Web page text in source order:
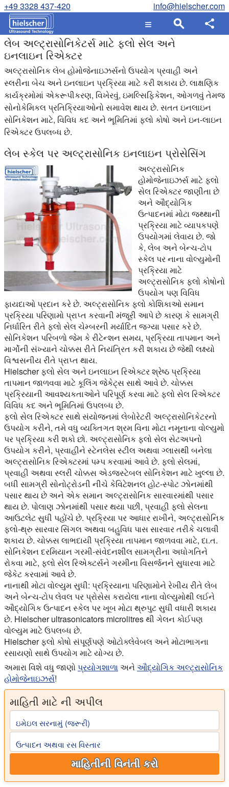
+49 3328 437-420 info@hielscher.com
લેબ અલ્ટ્રાસોનિકેટર્સ માટે ફ્લો સેલ અને
ઇનલાઇન રિએક્ટર
અલ્ટ્રાસોનિક લેબ હોમોજેનાઇઝર્સનો ઉપયોગ પ્રવાહી અને
સ્લરીના બેચ અને ઇનલાઇન પ્રક્રિયા માટે કરી શકાય છે. લાક્ષણિક
કાર્યક્રમોમાં એકરૂપીકરણ, વિખેરવું, ઇમલ્સિફિકેશન, ઓગળવું તેમજ
સોનોકેમિકલ પ્રતિક્રિયાઓનો સમાવેશ થાય છે. સતત ઇનલાઇન
સોનિકેશન માટે, વિવિધ કદ અને ભૂમિતિમાં ફ્લો કોષો અને ઇન-લાઇન
રિએક્ટર ઉપલબ્ધ છે.
લેબ સ્કેલ પર અલ્ટ્રાસોનિક ઇનલાઇન પ્રોસેસિંગ
અલ્ટ્રાસોનિક
હોમોજેનાઇઝર્સ માટે ફ્લો
સેલ રિએક્ટર જાણીતા છે
અને ઔદ્યોગિક
ઉત્પાદનમાં મોટા જથ્થાની
પ્રક્રિયા માટે વ્યાપકપણે
ઉપયોગમાં લેવાય છે. જો
કે, લેબ અને બેન્ચ-ટોપ
સ્કેલ પર નાના વોલ્યુમોની
પ્રક્રિયા માટે
અલ્ટ્રાસોનિક ફ્લો કોષોનો
ઉપયોગ પણ વિવિધ
ફાયદાઓ પ્રદાન કરે છે. અલ્ટ્રાસોનિક ફ્લો કોશિકાઓ સમાન
પ્રક્રિયા પરિણામો પ્રાપ્ત કરવાની મંજૂરી આપે છે કારણ કે સામગ્રી
નિર્ધારિત રીતે ફ્લો સેલ ચેમ્બરની મર્યાદિત જગ્યા પસાર કરે છે.
સોનિકેશન પરિબળો જેમ કે રીટેન્શન સમય, પ્રક્રિયા તાપમાન અને
માર્ગોની સંખ્યાને ચોક્કસ રીતે નિયંત્રિત કરી શકાય છે જેથી લક્ષ્યો
વિશ્વસનીય રીતે પ્રાપ્ત થાય.
Hielscher ફ્લો સેલ અને ઇનલાઇન રિએક્ટર શ્રેષ્ઠ પ્રક્રિયા
તાપમાન જાળવવા માટે કૂલિંગ જેકેટ્સ સાથે આવે છે. ચોક્કસ
પ્રક્રિયાની આવશ્યકતાઓને પરિપૂર્ણ કરવા માટે ફ્લો સેલ રિએક્ટર
વિવિધ કદ અને ભૂમિતિમાં ઉપલબ્ધ છે.
ફ્લો સેલ રિએક્ટર સાથે સંયોજનમાં લેબોરેટરી અલ્ટ્રાસોનિકેટરનો
ઉપયોગ કરીને, તમે વધુ વ્યક્તિગત શ્રમ વિના મોટા નમૂનાના વોલ્યુમો
પર પ્રક્રિયા કરી શકો છો. અલ્ટ્રાસોનિક ફ્લો સેલ સેટઅપનો
ઉપયોગ કરીને, પ્રવાહીને સ્ટેનલેસ સ્ટીલ અથવા ગ્લાસથી બનેલા
અલ્ટ્રાસોનિક રિએક્ટરમાં પમ્પ કરવામાં આવે છે. ફ્લો સેલમાં,
પ્રવાહી અથવા સ્લરી ચોક્કસ એડજસ્ટેબલ સોનિકેશન માટે ખુલ્લા છે.
બધી સામગ્રી સોનોટ્રોડની નીચે કેવિટેશનલ હોટ-સ્પોટ ઝોનમાંથી
પસાર થાય છે અને એક સમાન અલ્ટ્રાસોનિક સારવારમાંથી પસાર
થાય છે. પોલાણ ઝોનમાંથી પસાર થયા પછી, પ્રવાહી ફ્લો સેલના
આઉટલેટ સુધી પહોંચે છે. પ્રક્રિયા પર આધાર રાખીને, અલ્ટ્રાસોનિક
ફ્લો-થ્રુ સારવાર સિંગલ અથવા બહુવિધ પાસ સારવાર તરીકે ચલાવી
શકાય છે. ચોક્કસ લાભદાયી પ્રક્રિયા તાપમાન જાળવવા માટે, દા.ત.
સોનિકેશન દરમિયાન ગરમી-સંવેદનશીલ સામગ્રીના અધોગતિને
રોકવા માટે, ફ્લો સેલ રિએક્ટર્સને ગરમીના વિસર્જનને સુધારવા માટે
જેકેટ કરવામાં આવે છે.
નાનાથી મોટા વોલ્યુમ સુધી: પ્રક્રિયાના પરિણામોને રેખીય રીતે લેબ
અને બેન્ચ-ટોપ લેવલ પર પ્રોસેસ કરાયેલા નાના વોલ્યુમોથી લઈને
ઔદ્યોગિક ઉત્પાદન સ્કેલ પર ખૂબ મોટા થ્રુપુટ સુધી વધારી શકાય
છે. Hielscher ultrasonicators microlitres થી ગેલન કોઈપણ
વોલ્યુમ માટે ઉપલબ્ધ છે.
Hielscher ફ્લો કોષો સંપૂર્ણપણે ઓટોક્લેવેબલ અને મોટાભાગના
રસાયણો સાથે ઉપયોગ માટે યોગ્ય છે.
અમારા વિશે વધુ જાણોપ્રયોગશાળાઅનેઔદ્યોગિક અલ્ટ્રાસોનિક
હોમોજેનાઇઝર્સ!
માહિતી માટે ની અપીલ
ઇમેઇલ સરનામું (જરૂરી)
ઉત્પાદન અથવા રસ વિસ્તાર
માહિતીની વિનંતી કરો